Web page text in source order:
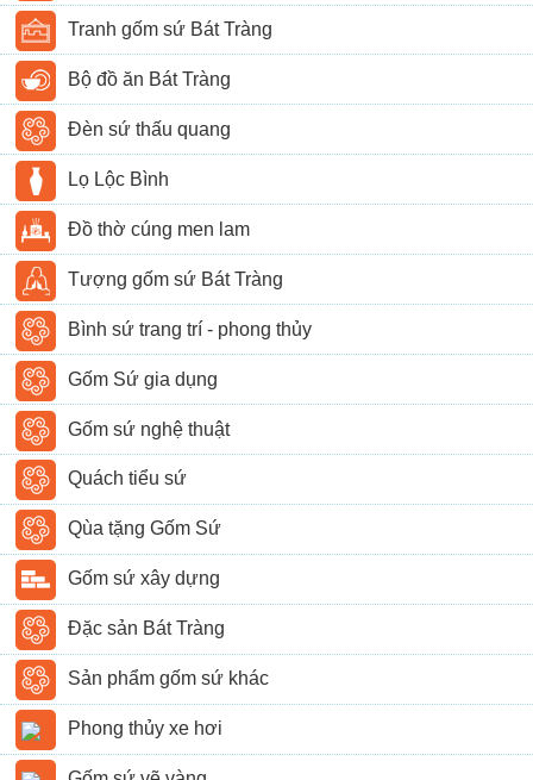
Tranh gốm sứ Bát Tràng
Bộ đồ ăn Bát Tràng
Đèn sứ thấu quang
Lọ Lộc Bình
Đồ thờ cúng men lam
Tượng gốm sứ Bát Tràng
Bình sứ trang trí - phong thủy
Gốm Sứ gia dụng
Gốm sứ nghệ thuật
Quách tiểu sứ
Qùa tặng Gốm Sứ
Gốm sứ xây dựng
Đặc sản Bát Tràng
Sản phẩm gốm sứ khác
Phong thủy xe hơi